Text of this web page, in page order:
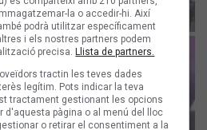
la o accedir-hi. Així
podrà utilitzar específicament
i els nostres partners podem
precisa. Llista de partners.
tractin les teves dades
legítim. Pots indicar la teva
tractament gestionant les opcions
d'aquesta pàgina o al menú del lloc
o retirar el consentiment a la